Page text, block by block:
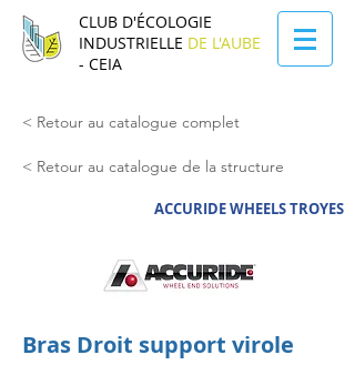
CLUB D'ÉCOLOGIE
INDUSTRIELLE DE L'AUBE
- CEIA
< Retour au catalogue complet
< Retour au catalogue de la structure
ACCURIDE WHEELS TROYES
Bras Droit support virole